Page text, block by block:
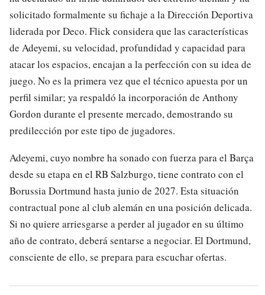
solicitado formalmente su fichaje a la Dirección Deportiva
liderada por Deco. Flick considera que las características
de Adeyemi, su velocidad, profundidad y capacidad para
atacar los espacios, encajan a la perfección con su idea de
juego. No es la primera vez que el técnico apuesta por un
perfil similar; ya respaldó la incorporación de Anthony
Gordon durante el presente mercado, demostrando su
predilección por este tipo de jugadores.
Adeyemi, cuyo nombre ha sonado con fuerza para el Barça
desde su etapa en el RB Salzburgo, tiene contrato con el
Borussia Dortmund hasta junio de 2027. Esta situación
contractual pone al club alemán en una posición delicada.
Si no quiere arriesgarse a perder al jugador en su último
año de contrato, deberá sentarse a negociar. El Dortmund,
consciente de ello, se prepara para escuchar ofertas.